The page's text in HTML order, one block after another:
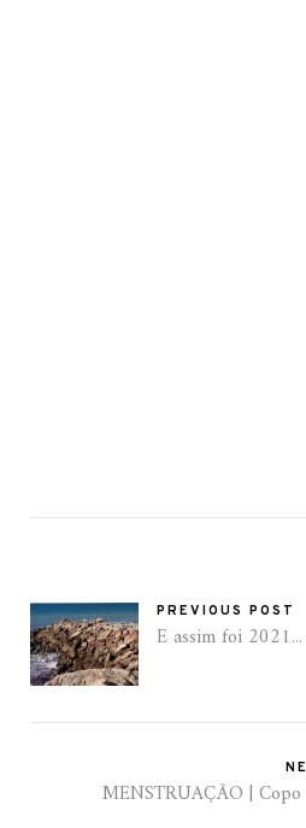
PREVIOUS POST
E assim foi 2021...
MENSTRUAÇÃO |